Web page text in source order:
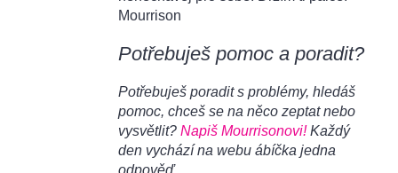
Mourrison
Potřebuješ pomoc a poradit?
Potřebuješ poradit s problémy, hledáš
pomoc, chceš se na něco zeptat nebo
vysvětlit? Napiš Mourrisonovi!Každý
den vychází na webu ábíčka jedna
odpověď.